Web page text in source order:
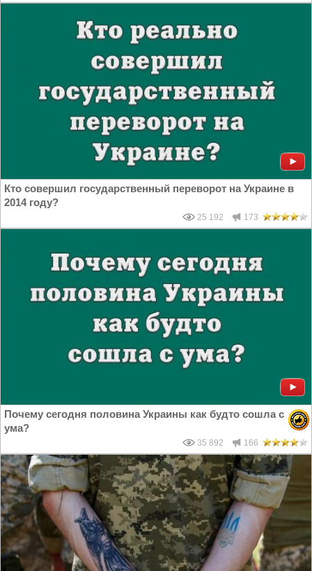
Кто совершил государственный переворот на Украине в
2014 году?
25 192 173
Почему сегодня половина Украины как будто сошла с
ума?
35 892 166